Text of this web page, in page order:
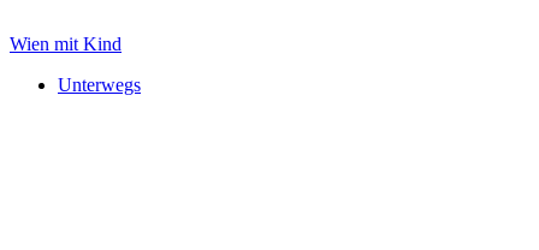
Inhalt
Wien mit Kind
Unterwegs